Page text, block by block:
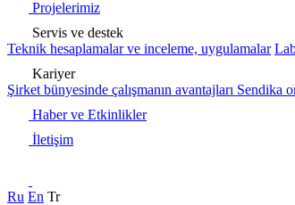
Projelerimiz
Servis ve destek
Teknik hesaplamalar ve inceleme, uygulamalar
Kariyer
Şirket bünyesinde çalışmanın avantajları Sendika
Haber ve Etkinlikler
İletişim
Ru En Tr